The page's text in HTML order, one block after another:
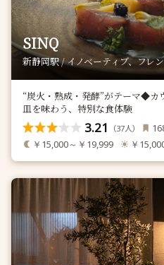
SINQ
新静岡駅 / イノベーティブ、フレ
“炭火・熟成・発酵”がテーマ◆カ
皿を味わう、特別な食体験
3.21 （37人）
￥15,000～￥19,999 ￥